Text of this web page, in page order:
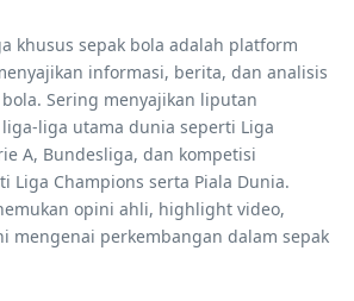
khusus sepak bola adalah platform
informasi, berita, dan analisis
Sering menyajikan liputan
liga utama dunia seperti Liga
A, Bundesliga, dan kompetisi
Liga Champions serta Piala Dunia.
opini ahli, highlight video,
mengenai perkembangan dalam sepak